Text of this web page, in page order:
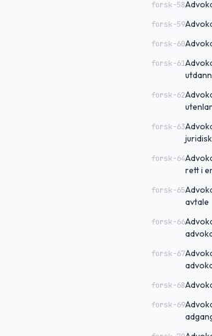
forsk-58
forsk-59
forsk-60
forsk-61
forsk-62
forsk-63
forsk-64
rett i
forsk-65
avtale
forsk-66
forsk-67
forsk-68
forsk-69